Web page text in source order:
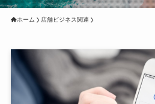
ホーム 店舗ビジネス関連